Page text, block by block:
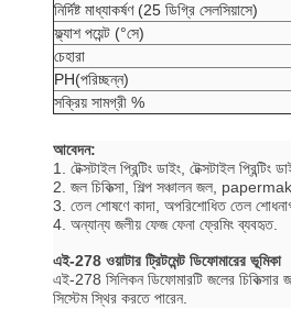
নির্দিষ্ট মাধ্যাকর্ষণ (25 ডিগ্রি সেলসিয়াসে)
ফ্ল্যাশ পয়েন্ট (°সে)
চেহারা
PH(পরিচ্ছন্ন)
সক্রিয় সামগ্রী %
আবেদন:
1. টেক্সটাইল প্রিন্টিং ডাইং, টেক্সটাইল
2. জল চিকিত্সা, শিল্প সঞ্চালন জল,
3. তেল শোষণে কাদা, অপরিশোধিত তেল
4. অন্যান্য জলীয় ফেজ ফেনা ফ্রেমিং ব্যবহৃত.
এই-278 ওয়াটার ট্রিটমেন্ট ডিফোমারের ভূমিকা
এই-278 সিলিকন ডিফোমারটি জলের
সিস্টেম স্থির করতে পারেন.